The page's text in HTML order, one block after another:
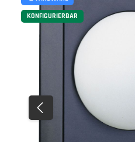
2. Ausmessen
KONFIGURIERBAR